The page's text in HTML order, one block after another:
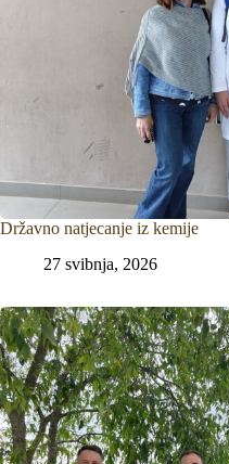
Državno natjecanje iz kemije
27 svibnja, 2026